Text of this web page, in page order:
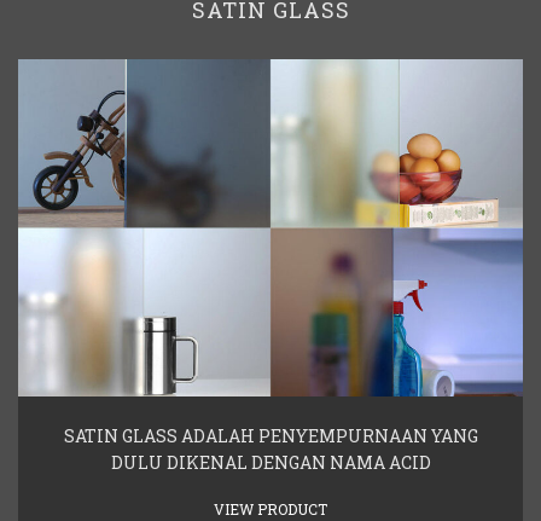
SATIN GLASS
SATIN GLASS ADALAH PENYEMPURNAAN YANG
DULU DIKENAL DENGAN NAMA ACID
VIEW PRODUCT